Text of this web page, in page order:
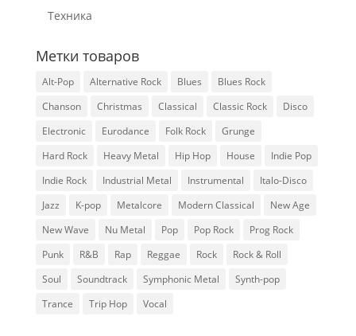
Техника
Метки товаров
Alt-Pop Alternative Rock Blues
Blues Rock
Chanson
Christmas Classical Classic Rock
Disco
Electronic
Eurodance Folk Rock
Grunge
Hard Rock
Heavy Metal Hip Hop House
Indie Pop
Indie Rock
Industrial Metal Instrumental
Italo-Disco
Jazz
K-pop Metalcore Modern Classical
New Age
New Wave
Nu Metal Pop Pop Rock
Prog Rock
Punk
R&B Rap Reggae Rock
Rock & Roll
Soul
Soundtrack Symphonic Metal
Synth-pop
Trance
Trip Hop Vocal